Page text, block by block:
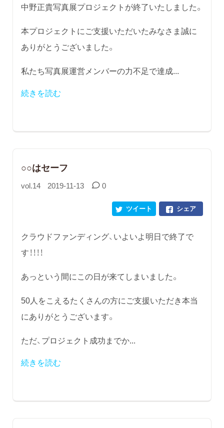
中野正貴写真展プロジェクトが終了いたしました。
本プロジェクトにご支援いただいたみなさま誠に
ありがとうございました。
私たち写真展運営メンバーの力不足で達成...
続きを読む
○○はセーフ
vol.14 2019-11-13 0
シェア
ツイート
クラウドファンディング、いよいよ明日で終了で
す！！！！
あっという間にこの日が来てしまいました。
50人をこえるたくさんの方にご支援いただき本当
にありがとうございます。
ただ、プロジェクト成功までか...
続きを読む